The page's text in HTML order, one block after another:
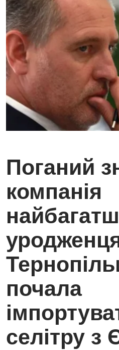
Поганий
компанія
почала
селітру з